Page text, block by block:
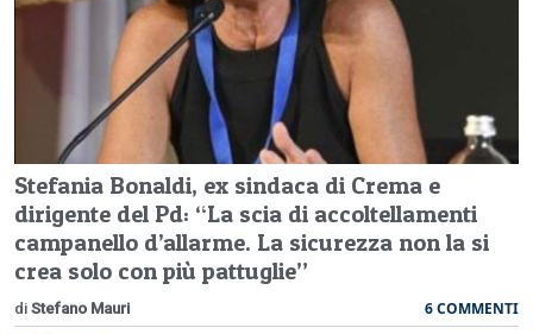
Stefania Bonaldi, ex sindaca di Crema e
dirigente del Pd: “La scia di accoltellamenti
campanello d’allarme. La sicurezza non la si
crea solo con più pattuglie”
di Stefano Mauri 6 COMMENTI